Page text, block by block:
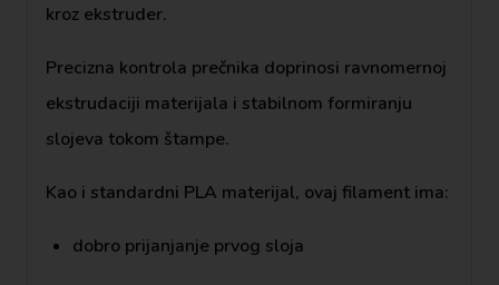
kroz ekstruder.
Precizna kontrola prečnika doprinosi ravnomernoj
ekstrudaciji materijala i stabilnom formiranju
slojeva tokom štampe.
Kao i standardni PLA materijal, ovaj filament ima:
dobro prijanjanje prvog sloja